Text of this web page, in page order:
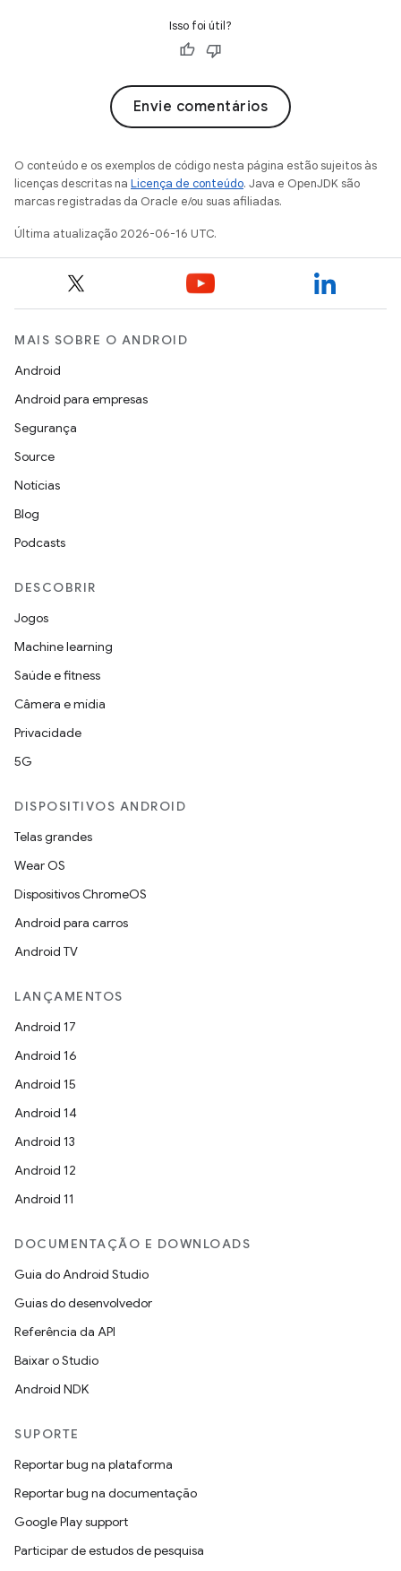
Isso foi útil?
Envie comentários
O conteúdo e os exemplos de código nesta página estão sujeitos às
licenças descritas na Licença de conteúdo. Java e OpenJDK são
marcas registradas da Oracle e/ou suas afiliadas.
Última atualização 2026-06-16 UTC.
MAIS SOBRE O ANDROID
Android
Android para empresas
Segurança
Source
Notícias
Blog
Podcasts
DESCOBRIR
Jogos
Machine learning
Saúde e fitness
Câmera e mídia
Privacidade
5G
DISPOSITIVOS ANDROID
Telas grandes
Wear OS
Dispositivos ChromeOS
Android para carros
Android TV
LANÇAMENTOS
Android 17
Android 16
Android 15
Android 14
Android 13
Android 12
Android 11
DOCUMENTAÇÃO E DOWNLOADS
Guia do Android Studio
Guias do desenvolvedor
Referência da API
Baixar o Studio
Android NDK
SUPORTE
Reportar bug na plataforma
Reportar bug na documentação
Google Play support
Participar de estudos de pesquisa